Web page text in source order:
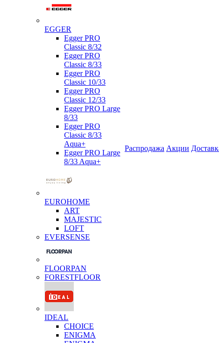
EGGER
Egger PRO
Classic 8/32
Egger PRO
Classic 8/33
Egger PRO
Classic 10/33
Egger PRO
Classic 12/33
Egger PRO Large
8/33
Egger PRO
Classic 8/33
Aqua+
Egger PRO Large
8/33 Aqua+
EUROHOME
ART
MAJESTIC
LOFT
EVERSENSE
FLOORPAN
FORESTFLOOR
IDEAL
CHOICE
ENIGMA
Распродажа Акции